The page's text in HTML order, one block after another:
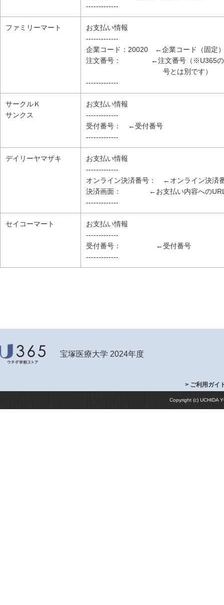
-------------
ファミリーマート
お支払い情報
-------------
企業コード：20020 ←企業コード（固定
注文番号： ←注文番号（※U365の
号とは別です）
-------------
サークルＫ
サンクス
お支払い情報
-------------
受付番号： ←受付番号
-------------
デイリーヤマザキ
お支払い情報
-------------
オンライン決済番号： ←オンライン決済
決済画面： ←お支払い内容へのURL
-------------
セイコーマート
お支払い情報
-------------
受付番号： ←受付番号
-------------
宝塚医療大学 2024年度
> ご利用ガイ
Copyright (c) UCHIDA